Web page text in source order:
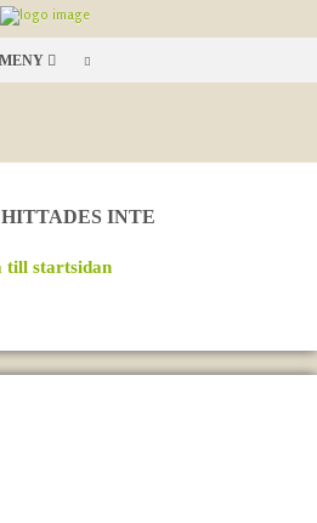
MENY
INTE
till startsidan